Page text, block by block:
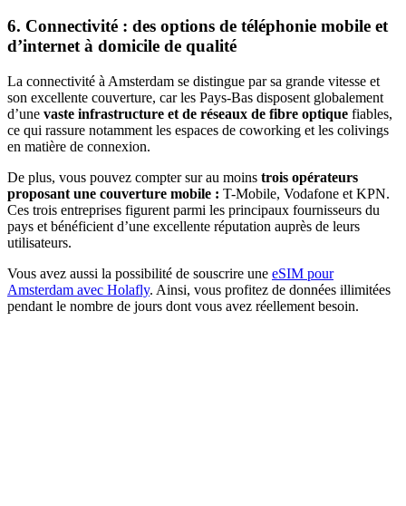
6. Connectivité : des options de téléphonie mobile et
d’internet à domicile de qualité
La connectivité à Amsterdam se distingue par sa grande vitesse et
son excellente couverture, car les Pays-Bas disposent globalement
d’une vaste infrastructure et de réseaux de fibre optique fiables,
ce qui rassure notamment les espaces de coworking et les colivings
en matière de connexion.
De plus, vous pouvez compter sur au moins trois opérateurs
proposant une couverture mobile : T-Mobile, Vodafone et KPN.
Ces trois entreprises figurent parmi les principaux fournisseurs du
pays et bénéficient d’une excellente réputation auprès de leurs
utilisateurs.
Vous avez aussi la possibilité de souscrire une eSIM pour
Amsterdam avec Holafly. Ainsi, vous profitez de données illimitées
pendant le nombre de jours dont vous avez réellement besoin.